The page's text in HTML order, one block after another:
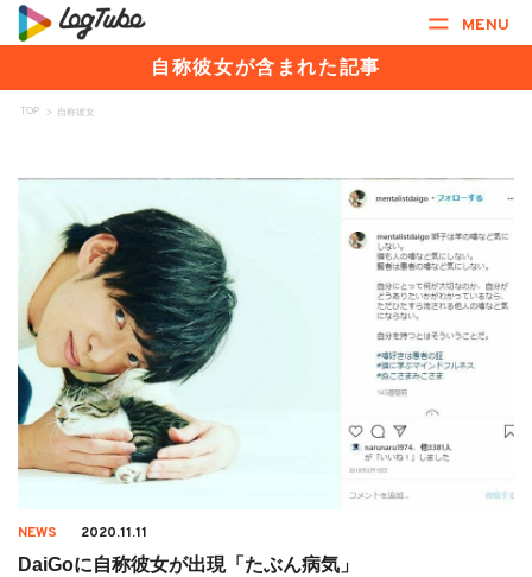
MENU
自称彼女が含まれた記事
TOP > 自称彼女
NEWS 2020.11.11
DaiGoに自称彼女が出現「たぶん病気」